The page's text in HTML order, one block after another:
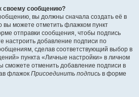
своему сообщению?
вы должны сначала создать её в
вы можете отметить флажком пункт
отправки сообщения, чтобы подпись
настроить добавление подписи по
сделав соответствующий выбор в
пункта «Личные настройки» в личном
сможете отменить добавление подписи в
флажок Присоединить подпись в форме